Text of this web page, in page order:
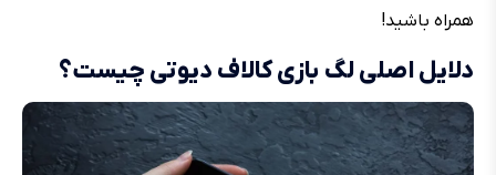
همراه باشید!
دلایل اصلی لگ بازی کالاف دیوتی چیست؟